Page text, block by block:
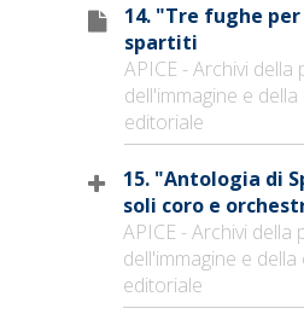
14. "Tre fughe
spartiti
APICE - Archivi della
dell'immagine e
editoriale
15. "Antologia di
soli coro e
APICE - Archivi della
dell'immagine e
editoriale